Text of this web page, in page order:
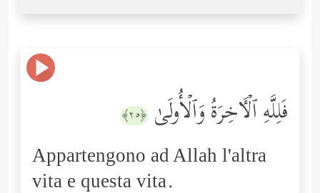
فَلِلَّهِ ٱلۡـَٔاخِرَةُ وَٱلۡأُولَىٰ ﴿٢٥﴾
Appartengono ad Allah l'altra
vita e questa vita.